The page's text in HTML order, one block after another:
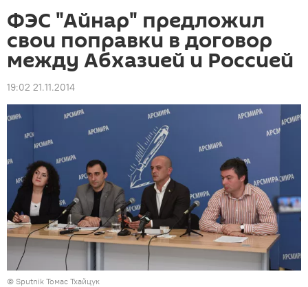
ФЭС "Айнар" предложил
свои поправки в договор
между Абхазией и Россией
19:02 21.11.2014
© Sputnik Томас Тхайцук